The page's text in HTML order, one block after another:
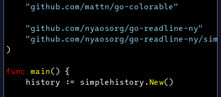
"github.com/mattn/go-colorable"
"github.com/nyaosorg/go-readline-ny"
"github.com/nyaosorg/go-readline-ny/
)
func main() {
history
:= simplehistory .New()